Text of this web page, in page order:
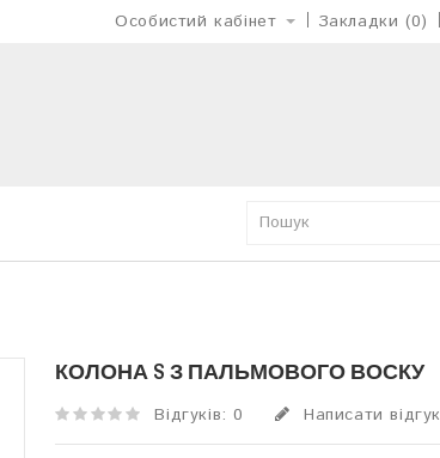
Особистий кабінет Закладки (0)
КОЛОНА S З ПАЛЬМОВОГО ВОСКУ
Відгуків: 0 Написати відгук